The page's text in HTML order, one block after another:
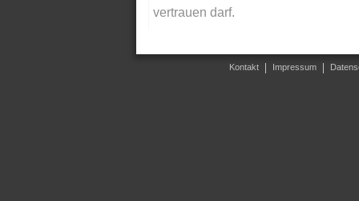
vertrauen darf.
Kontakt Impressum